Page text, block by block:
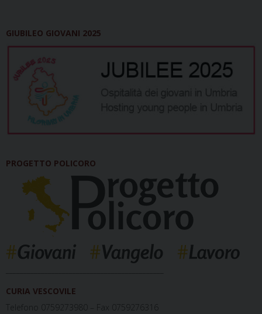
GIUBILEO GIOVANI 2025
PROGETTO POLICORO
CURIA VESCOVILE
Telefono 0759273980 – Fax 0759276316